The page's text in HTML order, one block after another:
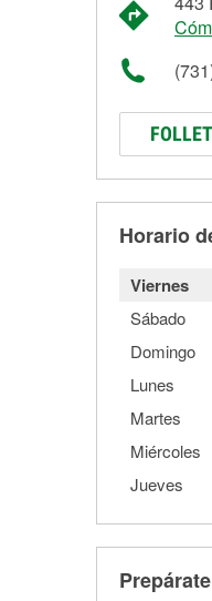
Horario
Viernes
Sábado
Domingo
Lunes
Martes
Miércoles
Jueves